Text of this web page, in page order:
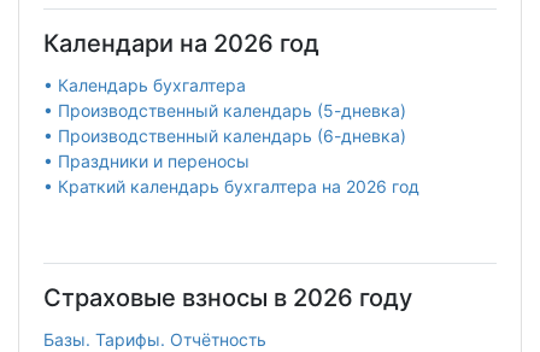
Календари на 2026 год
• Календарь бухгалтера
• Производственный календарь (5-дневка)
• Производственный календарь (6-дневка)
• Праздники и переносы
• Краткий календарь бухгалтера на 2026 год
Страховые взносы в 2026 году
Базы. Тарифы. Отчётность